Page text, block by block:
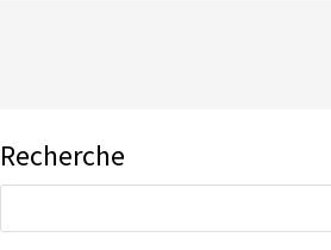
Recherche